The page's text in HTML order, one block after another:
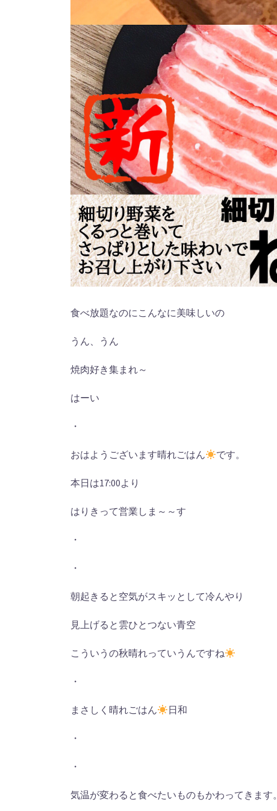
食べ放題なのにこんなに美味しいの
うん、うん
焼肉好き集まれ～
はーい
・
おはようございます晴れごはん です。
本日は17:00より
はりきって営業しま～～す
・
・
朝起きると空気がスキッとして冷んやり
見上げると雲ひとつない青空
こういうの秋晴れっていうんですね
・
まさしく晴れごはん 日和
・
・
気温が変わると食べたいものもかわってきます。